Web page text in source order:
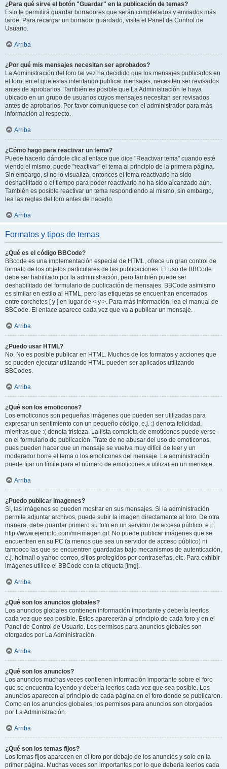
¿Para qué sirve el botón "Guardar" en la publicación de temas?
Esto le permitirá guardar borradores que serán completados y enviados más
tarde. Para recargar un borrador guardado, visite el Panel de Control de
Usuario.
Arriba
¿Por qué mis mensajes necesitan ser aprobados?
La Administración del foro tal vez ha decidido que los mensajes publicados en
el foro, en el que estas intentando publicar mensajes, necesiten ser revisados
antes de aprobarlos. También es posible que La Administración le haya
ubicado en un grupo de usuarios cuyos mensajes necesitan ser revisados
antes de aprobarlos. Por favor comuníquese con el administrador para más
información al respecto.
Arriba
¿Cómo hago para reactivar un tema?
Puede hacerlo dándole clic al enlace que dice "Reactivar tema" cuando esté
viendo el mismo, puede "reactivar" el tema al principio de la primera página.
Sin embargo, si no lo visualiza, entonces el tema reactivado ha sido
deshabilitado o el tiempo para poder reactivarlo no ha sido alcanzado aún.
También es posible reactivar un tema respondiendo al mismo, sin embargo,
lea las reglas del foro antes de hacerlo.
Arriba
Formatos y tipos de temas
¿Qué es el código BBCode?
BBcode es una implementación especial de HTML, ofrece un gran control de
formato de los objetos particulares de las publicaciones. El uso de BBCode
debe ser habilitado por la administración, pero también puede ser
deshabilitado del formulario de publicación de mensajes. BBCode asimismo
es similar en estilo al HTML, pero las etiquetas se encuentran encerrados
entre corchetes [ y ] en lugar de < y >. Para más información, lea el manual de
BBCode. El enlace aparece cada vez que va a publicar un mensaje.
Arriba
¿Puedo usar HTML?
No. No es posible publicar en HTML. Muchos de los formatos y acciones que
se pueden ejecutar utilizando HTML pueden ser aplicados utilizando
BBCodes.
Arriba
¿Qué son los emoticonos?
Los emoticonos son pequeñas imágenes que pueden ser utilizadas para
expresar un sentimiento con un pequeño código, e.j. :) denota felicidad,
mientras que :( denota tristeza. La lista completa de emoticones puede verse
en el formulario de publicación. Trate de no abusar del uso de emoticonos,
pues pueden hacer que un mensaje se vuelva muy difícil de leer y un
moderador borre el tema o los emoticones del mensaje. La administración
puede fijar un límite para el número de emoticones a utilizar en un mensaje.
Arriba
¿Puedo publicar imagenes?
Sí, las imágenes se pueden mostrar en sus mensajes. Si la administración
permite adjuntar archivos, puede subir la imagen directamente al foro. De otra
manera, debe guardar primero su foto en un servidor de acceso público, e.j.
http://www.ejemplo.com/mi-imagen.gif. No puede publicar imágenes que se
encuentren en su PC (a menos que sea un servidor de acceso público) ni
tampoco las que se encuentren guardadas bajo mecanismos de autenticación,
e.j. hotmail o yahoo correo, sitios protegidos por contraseñas, etc. Para exhibir
imágenes utilice el BBCode con la etiqueta [img].
Arriba
¿Qué son los anuncios globales?
Los anuncios globales contienen información importante y debería leerlos
cada vez que sea posible. Éstos aparecerán al principio de cada foro y en el
Panel de Control de Usuario. Los permisos para anuncios globales son
otorgados por La Administración.
Arriba
¿Qué son los anuncios?
Los anuncios muchas veces contienen información importante sobre el foro
que se encuentra leyendo y debería leerlos cada vez que sea posible. Los
anuncios aparecen al principio de cada página en el foro donde se publicaron.
Como en los anuncios globales, los permisos para anuncios son otorgados
por La Administración.
Arriba
¿Qué son los temas fijos?
Los temas fijos aparecen en el foro por debajo de los anuncios y solo en la
primer página. Muchas veces son importantes por lo que debería leerlos cada